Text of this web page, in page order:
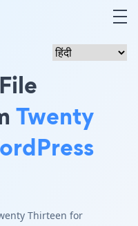
Twenty
Twenty Thirteen for